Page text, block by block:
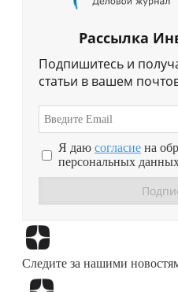
Рассылка
Подпишитесь и
статьи в вашем
Я даю согласие на
персональных
Следите за нашими